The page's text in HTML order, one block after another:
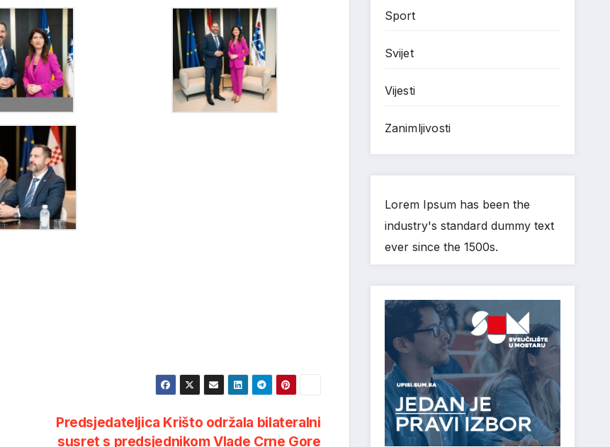
Predsjedateljica Krišto održala bilateralni
susret s predsjednikom Vlade Crne Gore
Sport
Svijet
Vijesti
Zanimljivosti
Lorem Ipsum has been the
industry's standard dummy text
ever since the 1500s.